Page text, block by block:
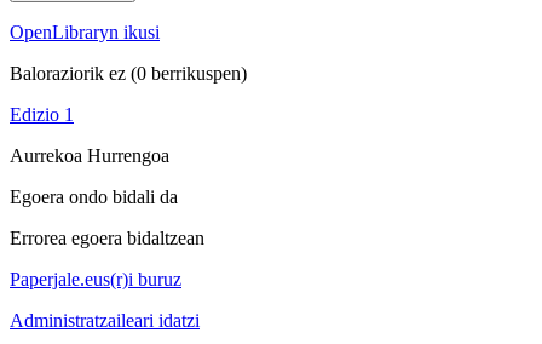
OpenLibraryn ikusi
Baloraziorik ez (0 berrikuspen)
Edizio 1
Aurrekoa Hurrengoa
Egoera ondo bidali da
Errorea egoera bidaltzean
Paperjale.eus(r)i buruz
Administratzaileari idatzi